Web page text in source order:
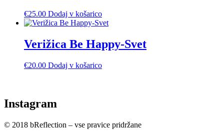
€25.00 Dodaj v košarico
Verižica Be Happy-Svet
€20.00 Dodaj v košarico
Instagram
© 2018 bReflection – vse pravice pridržane